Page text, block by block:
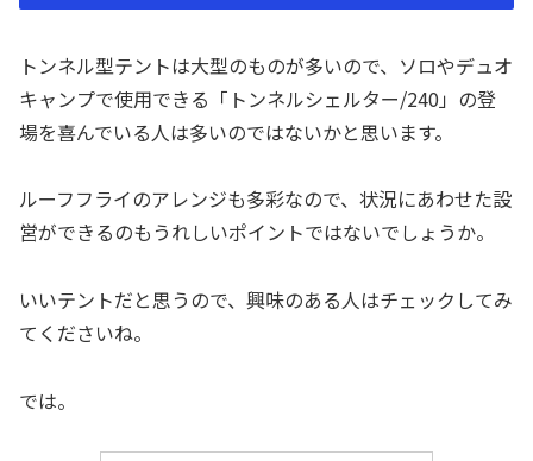
トンネル型テントは大型のものが多いので、ソロやデュオ
キャンプで使用できる「トンネルシェルター/240」の登
場を喜んでいる人は多いのではないかと思います。
ルーフフライのアレンジも多彩なので、状況にあわせた設
営ができるのもうれしいポイントではないでしょうか。
いいテントだと思うので、興味のある人はチェックしてみ
てくださいね。
では。